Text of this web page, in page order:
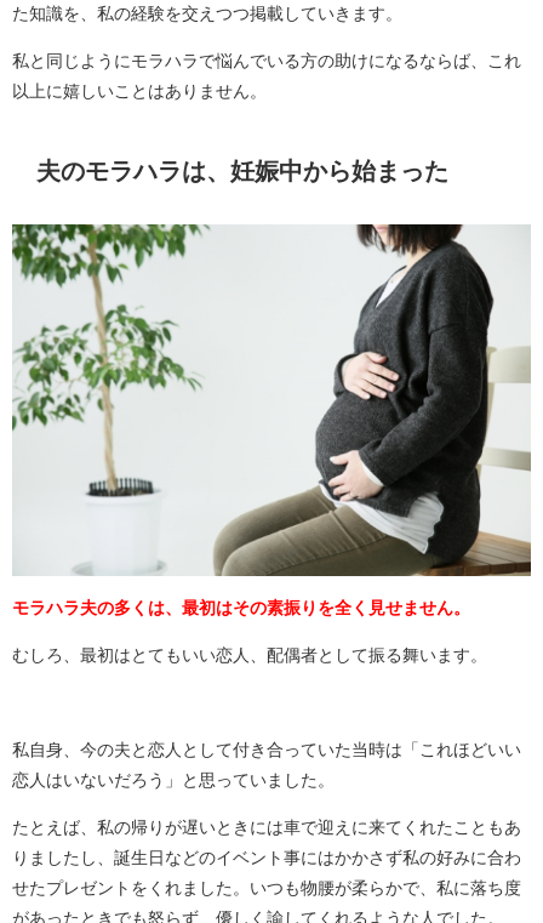
た知識を、私の経験を交えつつ掲載していきます。
私と同じようにモラハラで悩んでいる方の助けになるならば、これ
以上に嬉しいことはありません。
夫のモラハラは、妊娠中から始まった
モラハラ夫の多くは、最初はその素振りを全く見せません。
むしろ、最初はとてもいい恋人、配偶者として振る舞います。
私自身、今の夫と恋人として付き合っていた当時は「これほどいい
恋人はいないだろう」と思っていました。
たとえば、私の帰りが遅いときには車で迎えに来てくれたこともあ
りましたし、誕生日などのイベント事にはかかさず私の好みに合わ
せたプレゼントをくれました。いつも物腰が柔らかで、私に落ち度
があったときでも怒らず、優しく諭してくれるような人でした。